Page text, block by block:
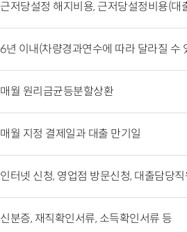
근저당설정 해지비용, 근저당설정비용(대
6년 이내(차량경과연수에 따라 달라질 수
매월 원리금균등분할상환
매월 지정 결제일과 대출 만기일
인터넷 신청, 영업점 방문신청, 대출담당
신분증, 재직확인서류, 소득확인서류 등